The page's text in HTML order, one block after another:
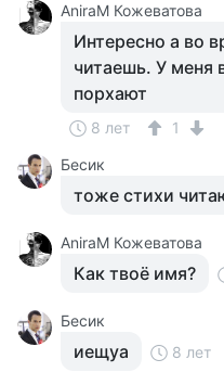
AniraM Кожеватова
Интересно а во
читаешь. У меня
порхают
8 лет
1
Бесик
тоже стихи
AniraM Кожеватова
Как твоё имя?
Бесик
иещyа 8 лет